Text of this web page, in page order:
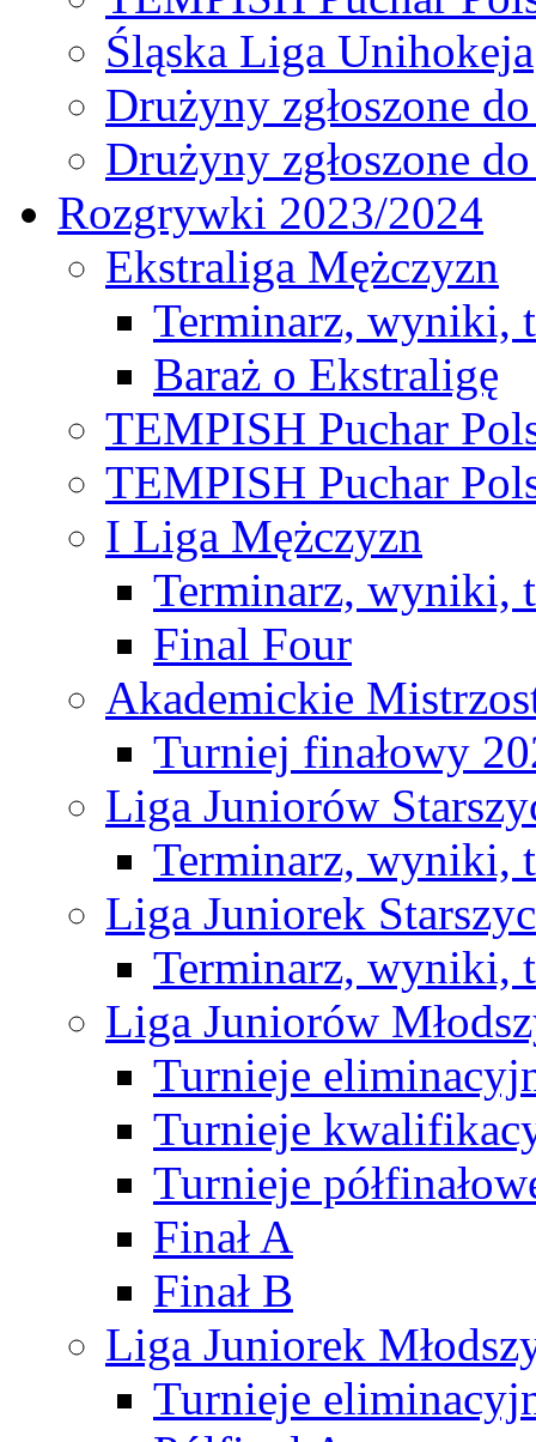
Śląska Liga Unihokeja
Drużyny zgłoszone
Drużyny zgłoszone
Rozgrywki 2023/2024
Ekstraliga Mężczyzn
Terminarz, wyniki,
Baraż o Ekstraligę
TEMPISH Puchar
TEMPISH Puchar
I Liga Mężczyzn
Terminarz, wyniki,
Final Four
Akademickie
Turniej finałowy
Liga Juniorów
Terminarz, wyniki,
Liga Juniorek
Terminarz, wyniki,
Liga Juniorów
Turnieje
Turnieje
Turnieje
Finał A
Finał B
Liga Juniorek
Turnieje